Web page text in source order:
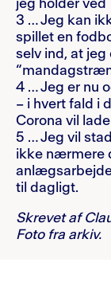
jeg holder ved
3 … Jeg kan
spillet en
selv ind, at
4 … Jeg er nu
– i hvert fald i
Corona vil
5 … Jeg vil
ikke nærmere
til dagligt.
Skrevet af
Foto fra arkiv.